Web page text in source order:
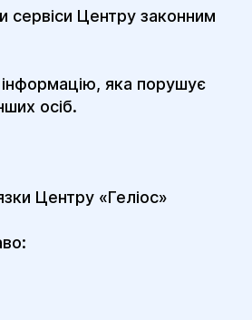
сервіси Центру законним
яка порушує
осіб.
Центру «Геліос»